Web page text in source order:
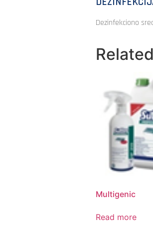
Dezinfekciono
Multigenic
Read more